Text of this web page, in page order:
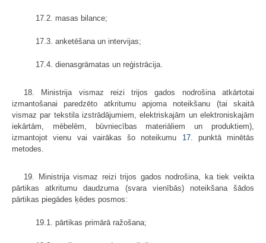
17.2. masas bilance;
17.3. anketēšana un intervijas;
17.4. dienasgrāmatas un reģistrācija.
18. Ministrija vismaz reizi trijos gados nodrošina atkārtotai
izmantošanai paredzēto atkritumu apjoma noteikšanu (tai skaitā
vismaz par tekstila izstrādājumiem, elektriskajām un elektroniskajām
iekārtām, mēbelēm, būvniecības materiāliem un produktiem),
izmantojot vienu vai vairākas šo noteikumu 17.
punktā minētās
metodes.
19. Ministrija vismaz reizi trijos gados nodrošina, ka tiek veikta
pārtikas atkritumu daudzuma (svara vienībās) noteikšana šādos
pārtikas piegādes ķēdes posmos:
19.1. pārtikas primārā ražošana;